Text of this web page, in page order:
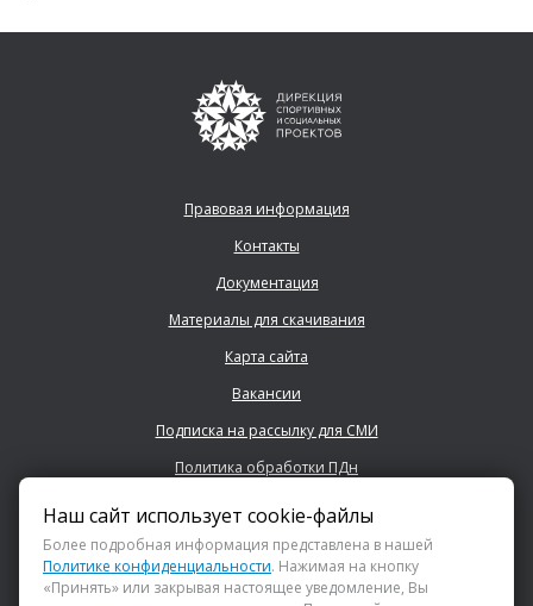
Правовая информация
Контакты
Документация
Материалы для скачивания
Карта сайта
Вакансии
Подписка на рассылку для СМИ
Политика обработки ПДн
+7 (843) 222 0700
Наш сайт использует cookie-файлы
Более подробная информация представлена в нашей
Политике конфиденциальности. Нажимая на кнопку
«Принять» или закрывая настоящее уведомление, Вы